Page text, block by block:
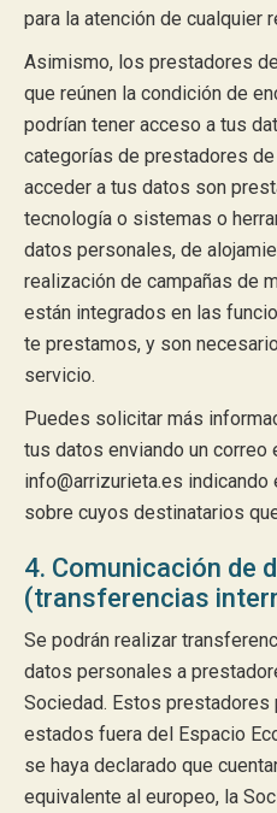
para la atención de cualquier
Asimismo, los prestadores
que reúnen la condición de
podrían tener acceso a tus
categorías de prestadores
acceder a tus datos son
tecnología o sistemas o
datos personales, de
realización de campañas de
están integrados en las
te prestamos, y son
servicio.
Puedes solicitar más
tus datos enviando un correo
info@arrizurieta.es
sobre cuyos destinatarios
4. Comunicación de
(transferencias
Se podrán realizar
datos personales a
Sociedad. Estos prestadores
estados fuera del Espacio
se haya declarado que
equivalente al europeo, la